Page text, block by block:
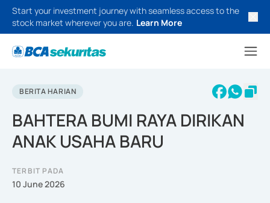
Start your investment journey with seamless access to the
stock market wherever you are. Learn More
BERITA HARIAN
BAHTERA BUMI RAYA DIRIKAN
ANAK USAHA BARU
TERBIT PADA
10 June 2026